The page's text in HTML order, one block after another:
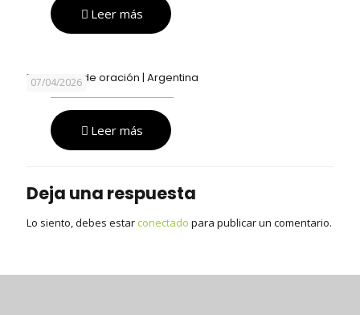
Leer más
07/04/2026
Encuentro de oración | Argentina
Leer más
Deja una respuesta
Lo siento, debes estar conectado para publicar un comentario.